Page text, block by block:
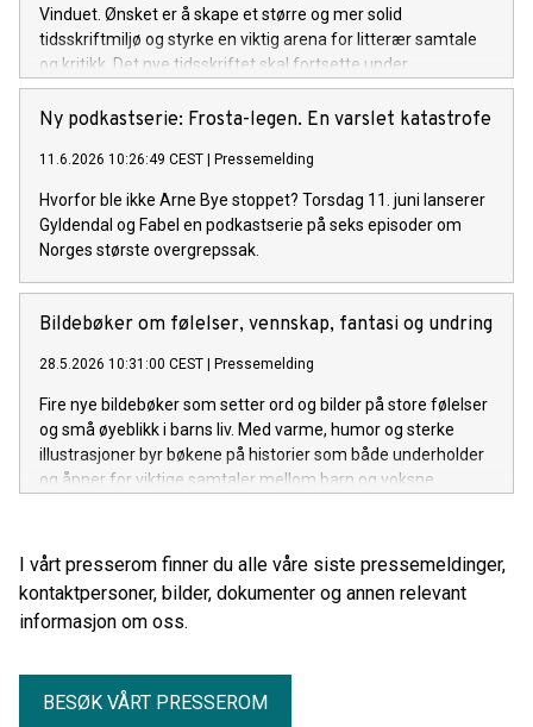
Vinduet. Ønsket er å skape et større og mer solid
tidsskriftmiljø og styrke en viktig arena for litterær samtale
og kritikk. Det nye tidsskriftet skal fortsette under
navnet Vagant. Arven fra Vinduet videreføres både visuelt, i
stoffutvalg og gjennom bidragsytere.
Ny podkastserie: Frosta-legen. En varslet katastrofe
11.6.2026 10:26:49 CEST Pressemelding
Hvorfor ble ikke Arne Bye stoppet? Torsdag 11. juni lanserer
Gyldendal og Fabel en podkastserie på seks episoder om
Norges største overgrepssak.
Bildebøker om følelser, vennskap, fantasi og undring
28.5.2026 10:31:00 CEST Pressemelding
Fire nye bildebøker som setter ord og bilder på store følelser
og små øyeblikk i barns liv. Med varme, humor og sterke
illustrasjoner byr bøkene på historier som både underholder
og åpner for viktige samtaler mellom barn og voksne.
I vårt presserom finner du alle våre siste pressemeldinger,
kontaktpersoner, bilder, dokumenter og annen relevant
informasjon om oss.
BESØK VÅRT PRESSEROM